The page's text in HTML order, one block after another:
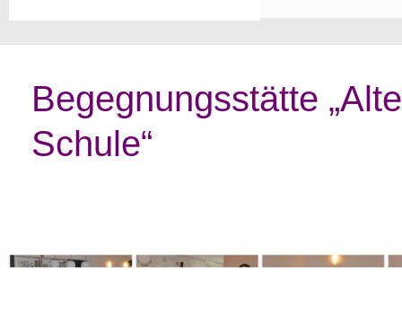
Begegnungsstätte „Alte
Schule“